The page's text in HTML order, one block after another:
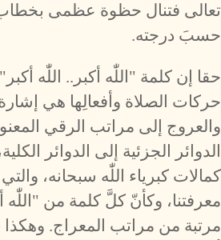
تعالى فتنال حظوة عظمى بخطاب
حسبَ درجته.
حقا إن كلمة "اللّٰه أكبر.. اللّٰه
حركات الصلاة وأفعالِها هي
والعروج إلى مراتب الرقي
الدوائر الجزئية إلى الدوائر
كمالات كبرياء اللّٰه سبحانه،
معرفتنا، وكأنّ كلَّ كلمة من
مرتبة من مراتب المعراج.